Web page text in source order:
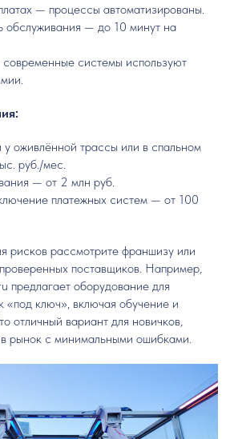
— процессы автоматизированы.
обслуживания — до 10 минут на
системы используют
оживлённой трассы или в спальном
руб./мес.
— от 2 млн руб.
платежных систем — от 100
рисков рассмотрите франшизу или
поставщиков. Например,
предлагает оборудование для
«под ключ», включая обучение и
отличный вариант для новичков,
в рынок с минимальными ошибками.